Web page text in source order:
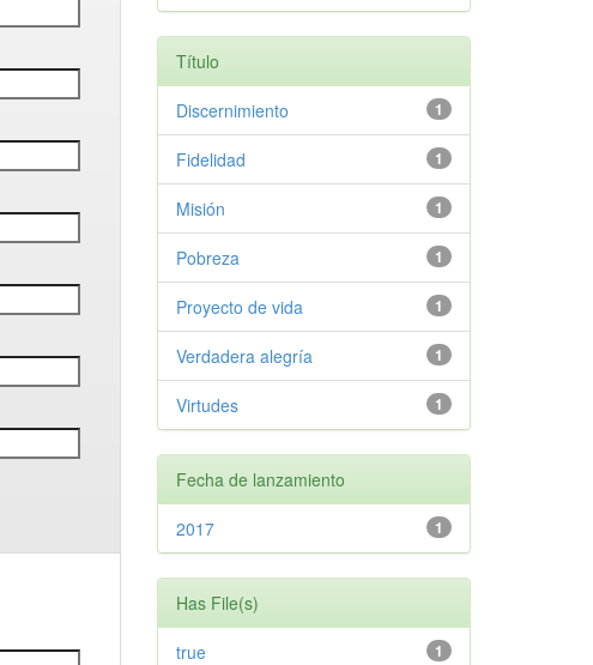
Título
1
Discernimiento
1
Fidelidad
1
Misión
1
Pobreza
1
Proyecto de vida
1
Verdadera alegría
1
Virtudes
Fecha de lanzamiento
1
2017
Has File(s)
1
true